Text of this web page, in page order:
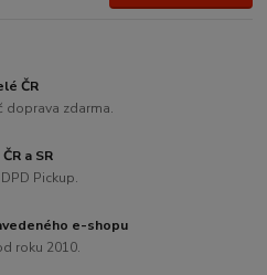
ČR
doprava zdarma.
a SR
Pickup.
e-shopu
roku 2010.